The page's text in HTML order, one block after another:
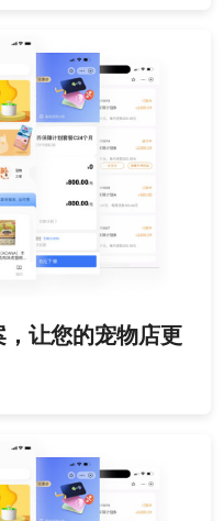
让您的宠物店更